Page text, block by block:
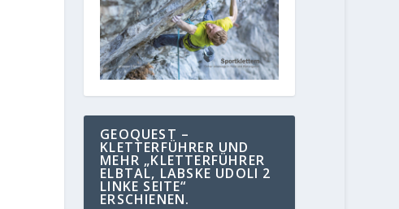
GEOQUEST –
KLETTERFÜHRER UND
MEHR „KLETTERFÜHRER
ELBTAL, LABSKE UDOLI 2
LINKE SEITE“
ERSCHIENEN.